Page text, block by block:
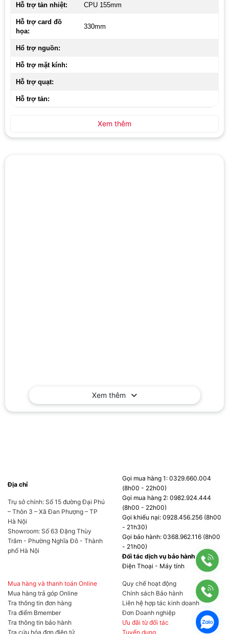
Xem thêm
Hỗ trợ tản nhiệt: CPU 155mm
Hỗ trợ card đồ
họa:
330mm
Hổ trợ nguồn:
Hỗ trợ mặt kính:
Hỗ trợ quạt:
Hỗ trợ tản:
Xem thêm
Địa chỉ
Trụ sở chính: Số 15 đường Đại Phú
– Thôn 3 – Xã Đan Phượng – TP
Hà Nội
Showroom: Số 63 Đặng Thùy
Trâm - Phường Nghĩa Đô - Thành
phố Hà Nội
Gọi mua hàng 1: 0329.660.004
(8h00 - 22h00)
Gọi mua hàng 2: 0982.924.444
(8h00 - 22h00)
Gọi khiếu nại: 0928.456.256 (8h00
- 21h30)
Gọi bảo hành: 0368.962.116 (8h00
- 21h00)
Đối tác dịch vụ bảo hành
Điện Thoại - Máy tính
Mua hàng và thanh toán Online
Mua hàng trả góp Online
Tra thông tin đơn hàng
Tra điểm Bmember
Tra thông tin bảo hành
Tra cứu hóa đơn điện tử
Quy chế hoạt động
Chính sách Bảo hành
Liên hệ hợp tác kinh doanh
Đơn Doanh nghiệp
Ưu đãi từ đối tác
Tuyển dụng